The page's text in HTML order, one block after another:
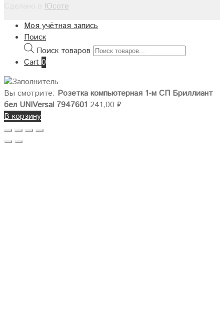
Юсоте
Моя учётная запись
Поиск
Поиск товаров
Cart0
Вы смотрите: Розетка компьютерная 1-м СП Бриллиант
бел UNIVersal 7947601 241,00 ₽
В корзину